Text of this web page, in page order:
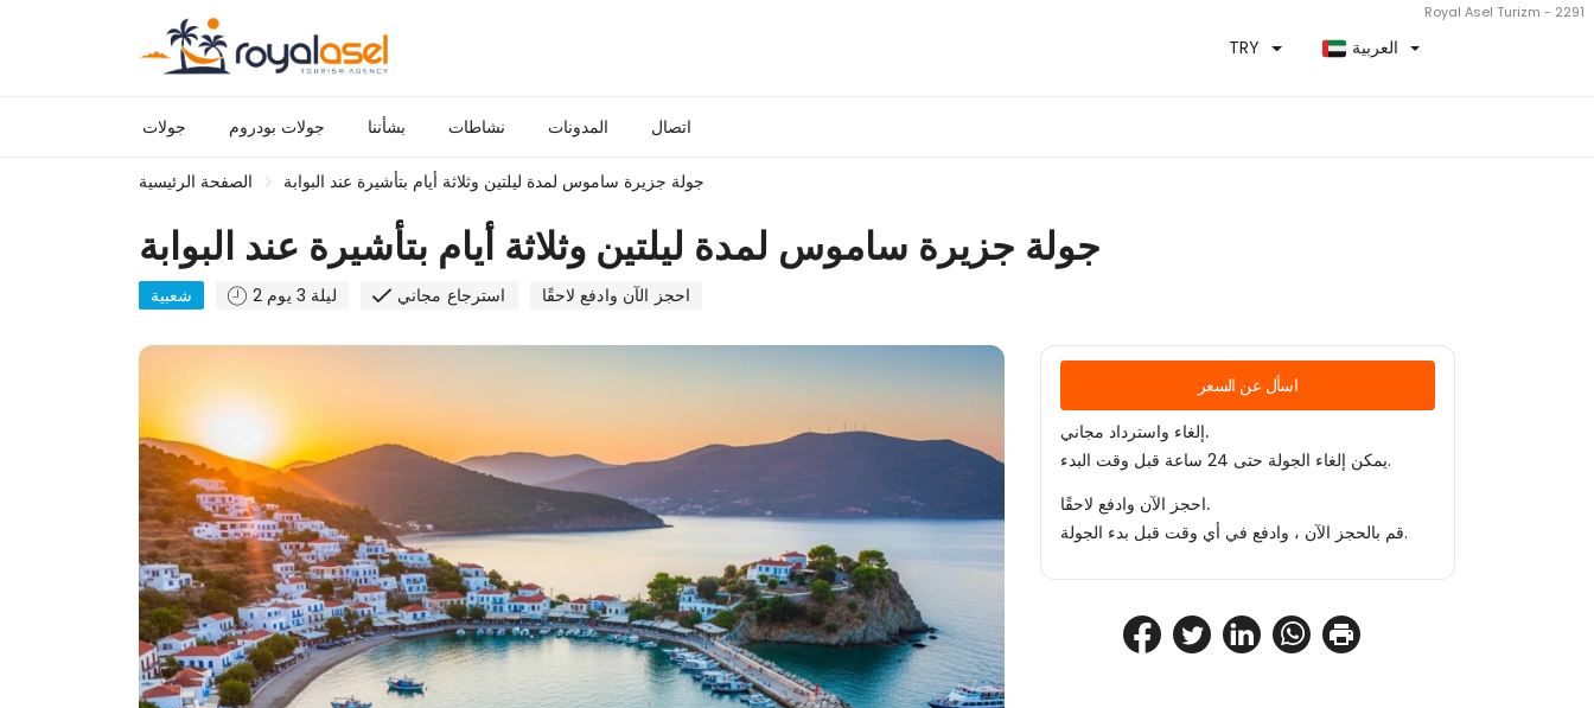
Royal Asel Turizm - 2291
TRY العربية
جولات جولات بودروم بشأننا نشاطات المدونات اتصال
الصفحة الرئيسية جولة جزيرة ساموس لمدة ليلتين وثلاثة أيام بتأشيرة عند البوابة
جولة جزيرة ساموس لمدة ليلتين وثلاثة أيام بتأشيرة عند البوابة
شعبية 2 ليلة 3 يوم استرجاع مجاني احجز الآن وادفع لاحقًا
اسأل عن السعر
إلغاء واسترداد مجاني.
يمكن إلغاء الجولة حتى 24 ساعة قبل وقت البدء.
احجز الآن وادفع لاحقًا.
قم بالحجز الآن ، وادفع في أي وقت قبل بدء الجولة.